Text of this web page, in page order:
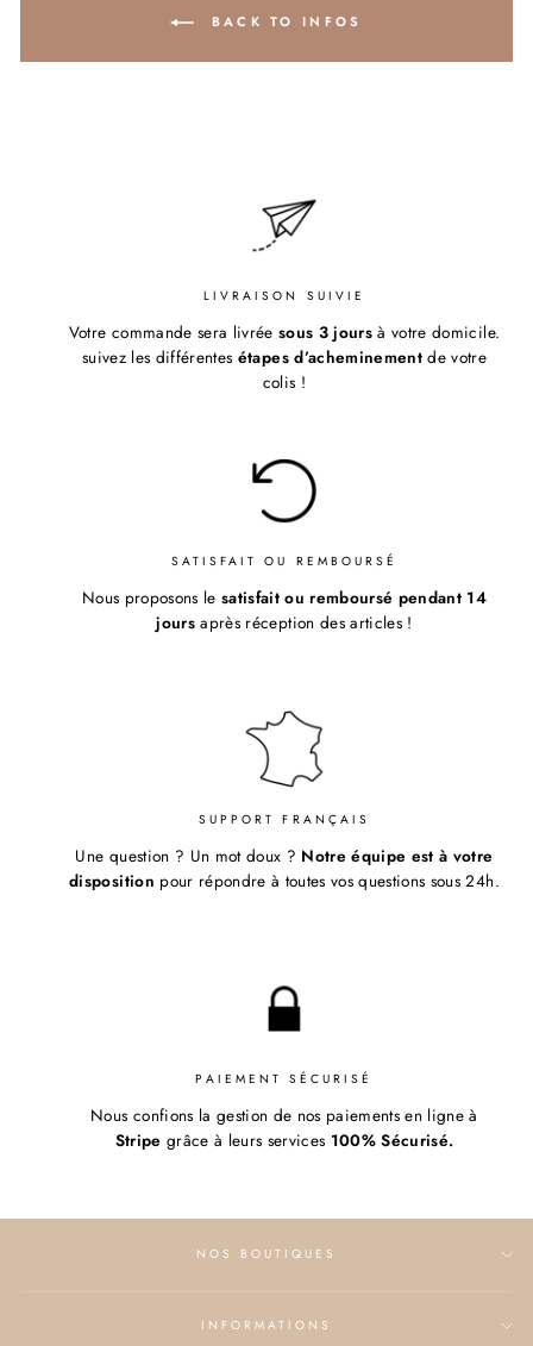
BACK TO INFOS
LIVRAISON SUIVIE
Votre commande sera livrée sous 3 joursà votre domicile.
suivez les différentes étapes d’acheminementde votre
colis !
SATISFAIT OU REMBOURSÉ
Nous proposons le satisfait ou remboursé pendant 14
joursaprès réception des articles !
SUPPORT FRANÇAIS
Une question ? Un mot doux ? Notre équipe est à votre
disposition pour répondre à toutes vos questions sous 24h.
PAIEMENT SÉCURISÉ
Nous confions la gestion de nos paiements en ligne à
Stripe grâce à leurs services 100% Sécurisé.
NOS BOUTIQUES
INFORMATIONS